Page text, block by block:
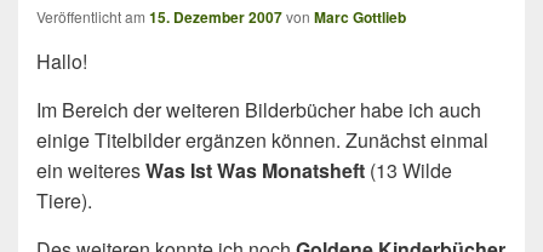
Veröffentlicht am 15. Dezember 2007von Marc Gottlieb
Hallo!
Im Bereich der weiteren Bilderbücher habe ich auch
einige Titelbilder ergänzen können. Zunächst einmal
ein weiteresWas Ist Was Monatsheft (13 Wilde
Tiere).